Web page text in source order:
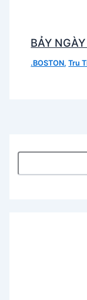
BẢY
.BOSTON,Tru
Tìm kiếm